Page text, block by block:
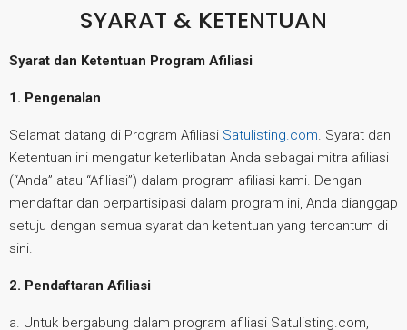
SYARAT & KETENTUAN
Syarat dan Ketentuan Program Afiliasi
1. Pengenalan
Selamat datang di Program Afiliasi Satulisting.com. Syarat dan
Ketentuan ini mengatur keterlibatan Anda sebagai mitra afiliasi
(“Anda” atau “Afiliasi”) dalam program afiliasi kami. Dengan
mendaftar dan berpartisipasi dalam program ini, Anda dianggap
setuju dengan semua syarat dan ketentuan yang tercantum di
sini.
2. Pendaftaran Afiliasi
a. Untuk bergabung dalam program afiliasi Satulisting.com,